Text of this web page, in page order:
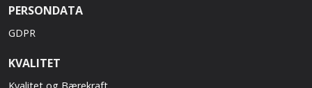
PERSONDATA
GDPR
KVALITET